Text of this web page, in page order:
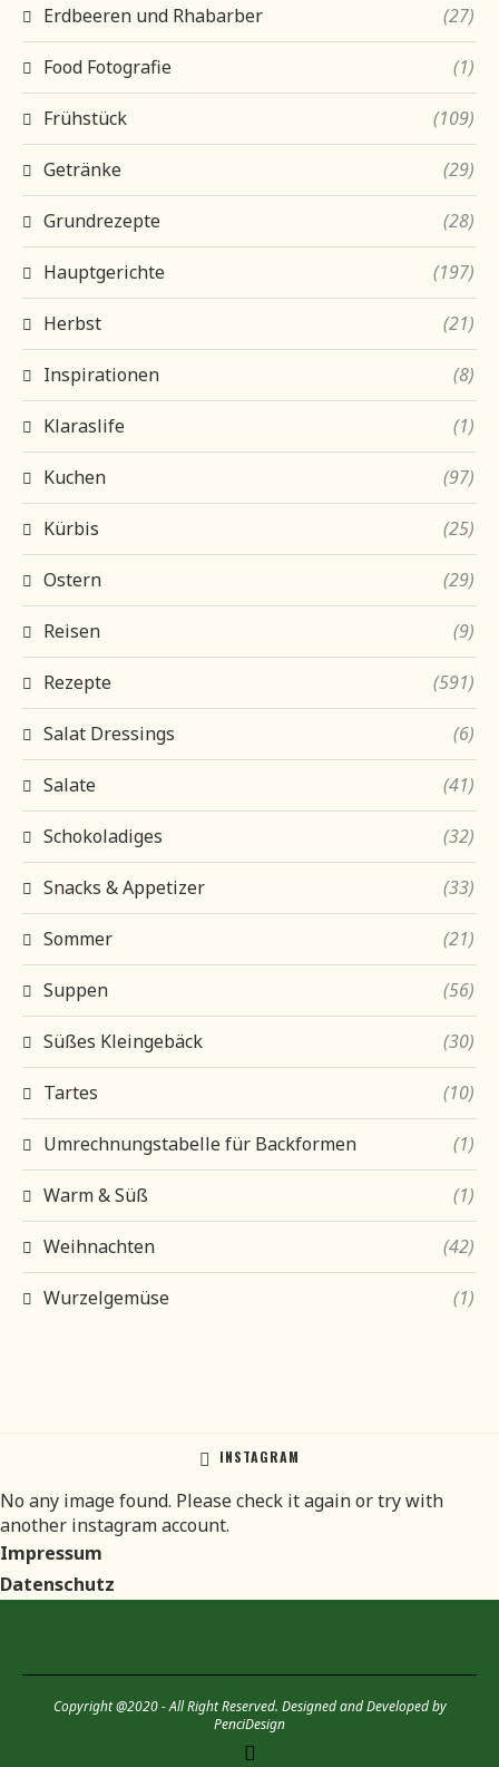
Erdbeeren und Rhabarber (27)
Food Fotografie (1)
Frühstück (109)
Getränke (29)
Grundrezepte (28)
Hauptgerichte (197)
Herbst (21)
Inspirationen (8)
Klaraslife (1)
Kuchen (97)
Kürbis (25)
Ostern (29)
Reisen (9)
Rezepte (591)
Salat Dressings (6)
Salate (41)
Schokoladiges (32)
Snacks & Appetizer (33)
Sommer (21)
Suppen (56)
Süßes Kleingebäck (30)
Tartes (10)
Umrechnungstabelle für Backformen (1)
Warm & Süß (1)
Weihnachten (42)
Wurzelgemüse (1)
INSTAGRAM
No any image found. Please check it again or try with
another instagram account.
Impressum
Datenschutz
Copyright @2020 - All Right Reserved. Designed and Developed by
PenciDesign